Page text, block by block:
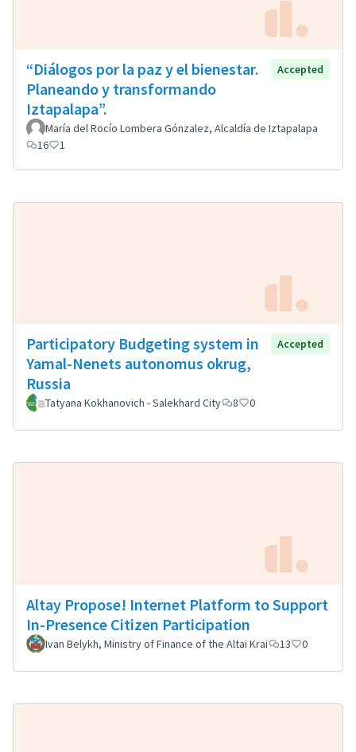
“Diálogos por la paz y el bienestar.
Planeando y transformando
Iztapalapa”.
Accepted
María del Rocío Lombera Gónzalez, Alcaldía de Iztapalapa
16
1
Participatory Budgeting system in
Yamal-Nenets autonomus okrug,
Russia
Accepted
Tatyana Kokhanovich - Salekhard City 8 0
Altay Propose! Internet Platform to Support
In-Presence Citizen Participation
Ivan Belykh, Ministry of Finance of the Altai Krai 13 0